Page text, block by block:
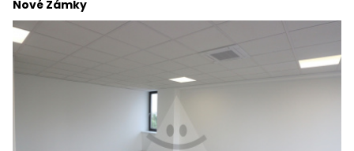
Nové Zámky